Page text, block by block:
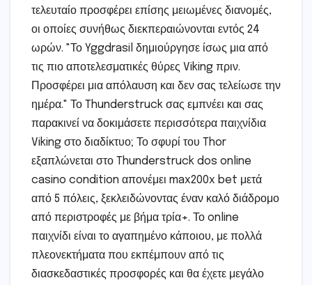
τελευταίο προσφέρει επίσης μειωμένες διανομές,
οι οποίες συνήθως διεκπεραιώνονται εντός 24
ωρών. "Το Yggdrasil δημιούργησε ίσως μια από
τις πιο αποτελεσματικές θύρες Viking πριν.
Προσφέρει μια απόλαυση και δεν σας τελείωσε την
ημέρα." Το Thunderstruck σας εμπνέει και σας
παρακινεί να δοκιμάσετε περισσότερα παιχνίδια
Viking στο διαδίκτυο; Το σφυρί του Thor
εξαπλώνεται στο Thunderstruck dos online
casino condition απονέμει max200x bet μετά
από 5 πόλεις, ξεκλειδώνοντας έναν καλό διάδρομο
από περιστροφές με βήμα τρία+. Το online
παιχνίδι είναι το αγαπημένο κάποιου, με πολλά
πλεονεκτήματα που εκπέμπουν από τις
διασκεδαστικές προσφορές και θα έχετε μεγάλο